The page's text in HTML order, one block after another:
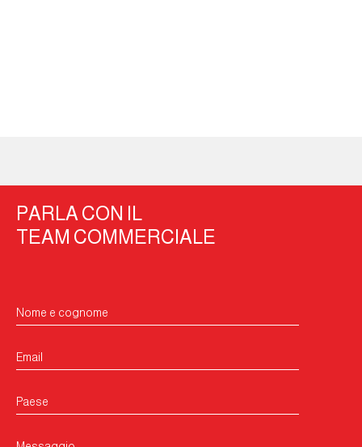
PARLA CON IL
TEAM COMMERCIALE
Nome e cognome
Email
Paese
Messaggio